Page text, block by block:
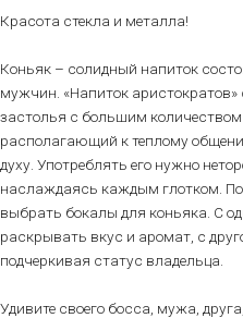
Красота стекла и металла!
Коньяк – солидный напиток
мужчин. «Напиток
застолья с большим количеством
располагающий к теплому
духу. Употреблять его нужно
наслаждаясь каждым глотком.
выбрать бокалы для коньяка. С
раскрывать вкус и аромат, с
подчеркивая статус владельца.
Удивите своего босса, мужа,